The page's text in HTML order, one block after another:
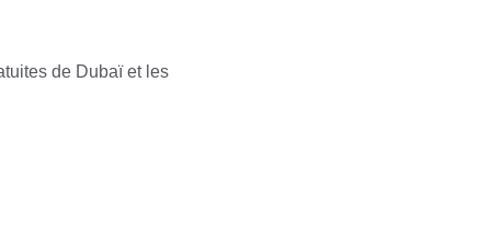
de Dubaï et les